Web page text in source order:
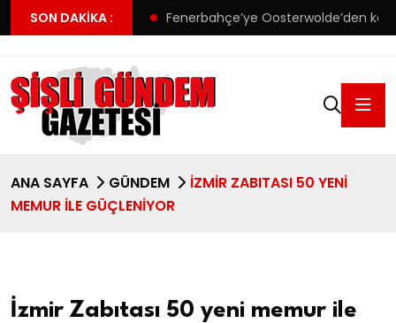
SON DAKIKA :
Deniz’in acı sonu Fenerbahçe’ye Oosterwolde’den
ANA SAYFA GÜNDEM
İZMIR ZABITASI 50 YENI
MEMUR ILE GÜÇLENIYOR
İzmir Zabıtası 50 yeni memur ile